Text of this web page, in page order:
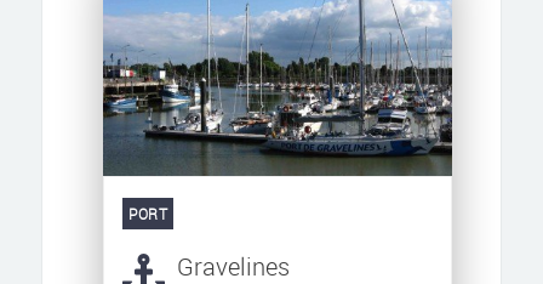
PORT
Gravelines